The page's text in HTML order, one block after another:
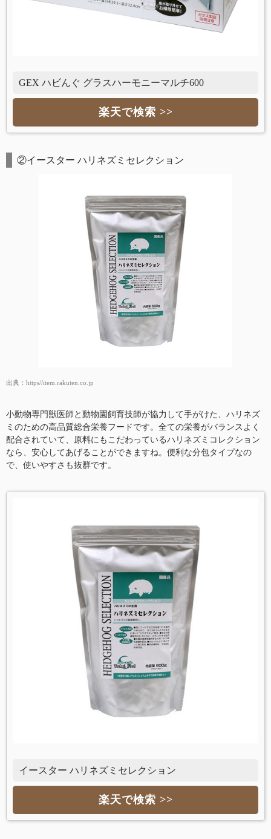
GEX ハビんぐ グラスハーモニーマルチ600
楽天で検索 >>
②イースター ハリネズミセレクション
出典： https//item.rakuten.co.jp
小動物専門獣医師と動物園飼育技師が協力して手がけた、ハリネズ
ミのための高品質総合栄養フードです。全ての栄養がバランスよく
配合されていて、原料にもこだわっているハリネズミコレクション
なら、安心してあげることができますね。便利な分包タイプなの
で、使いやすさも抜群です。
イースター ハリネズミセレクション
楽天で検索 >>